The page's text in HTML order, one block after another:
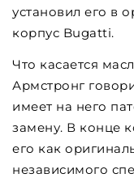
установил его в
корпус Bugatti.
Что касается
Армстронг
имеет на него
замену. В конце
его как
независимого